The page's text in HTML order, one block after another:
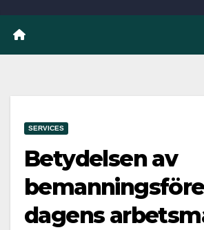
SERVICES
Betydelsen av
dagens